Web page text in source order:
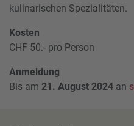
kulinarischen Spezialitäten.
Kosten
CHF 50.- pro Person
Anmeldung
Bis am 21. August 2024 an